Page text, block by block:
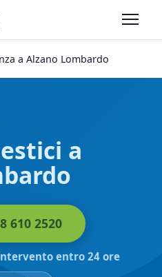
a Alzano Lombardo
a
610 2520
entro 24 ore